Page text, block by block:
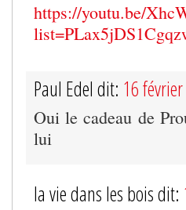
https://youtu.be/
Paul Edel dit: 16
Oui le cadeau de
lui
la vie dans les bois dit: